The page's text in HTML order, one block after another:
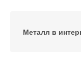
Металл в